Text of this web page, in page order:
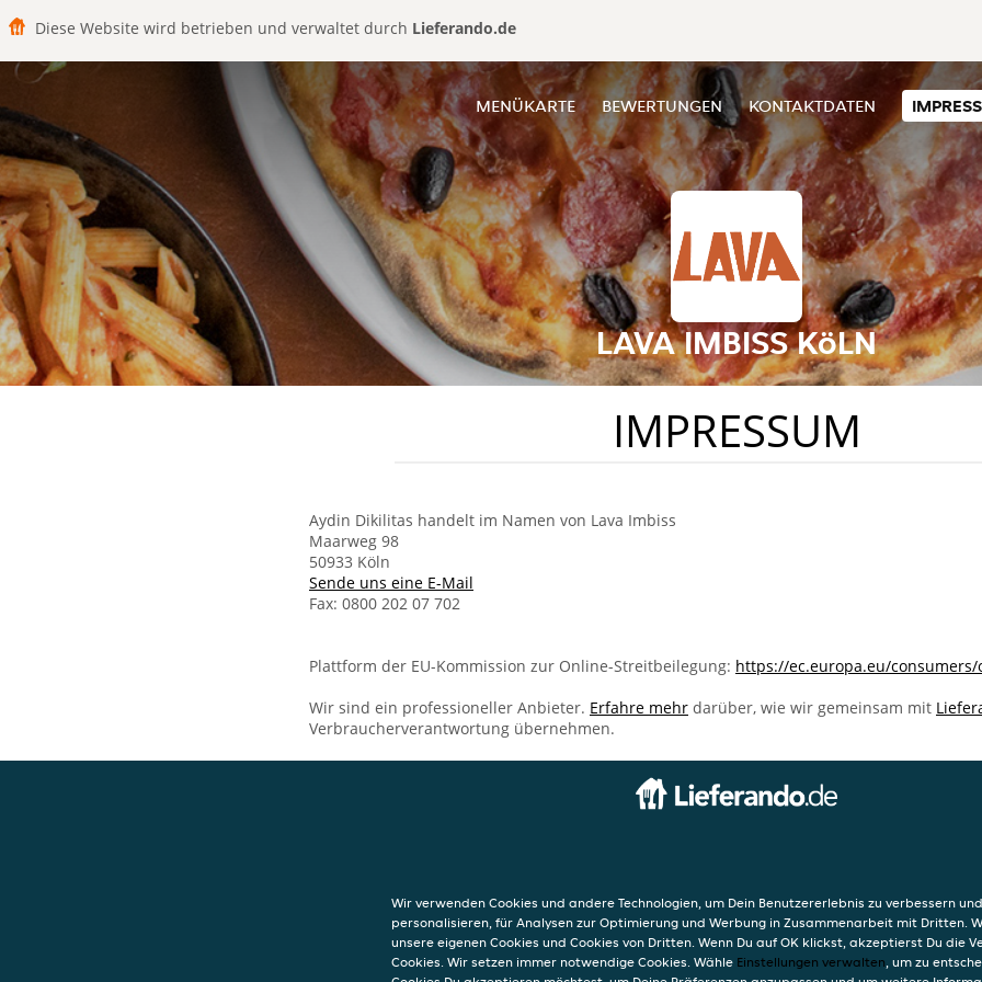
Diese Website wird betrieben und verwaltet durch Lieferando.de
MENÜKARTE BEWERTUNGEN KONTAKTDATEN
LAVA IMBISS KöLN
IMPRESSUM
Aydin Dikilitas handelt im Namen von Lava Imbiss
Maarweg 98
50933 Köln
Sende uns eine E-Mail
Fax: 0800 202 07 702
Plattform der EU-Kommission zur Online-Streitbeilegung: https://ec.europa.eu/
Wir sind ein professioneller Anbieter. Erfahre mehr darüber, wie wir gemeinsam mit
Verbraucherverantwortung übernehmen.
Köln
Maarweg 98
50933 Köln
Wir verwenden Cookies und andere Technologien, um Dein Benutzererlebnis zu verbessern
personalisieren, für Analysen zur Optimierung und Werbung in Zusammenarbeit mit Dritten.
unsere eigenen Cookies und Cookies von Dritten. Wenn Du auf OK klickst, akzeptierst Du die
Cookies. Wir setzen immer notwendige Cookies. Wähle Einstellungen verwalten, um zu